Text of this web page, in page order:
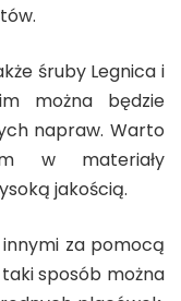
śruby Legnica i
można będzie
napraw. Warto
w materiały
jakością.
za pomocą
sposób można